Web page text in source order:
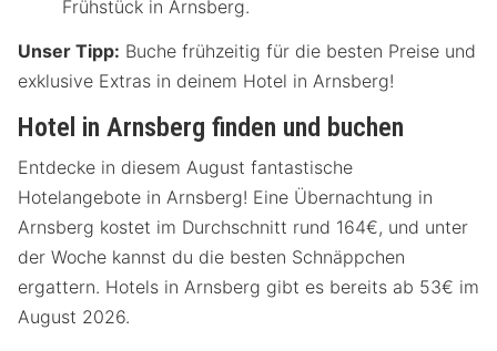
Frühstück in Arnsberg.
Unser Tipp: Buche frühzeitig für die besten Preise und
exklusive Extras in deinem Hotel in Arnsberg!
Hotel in Arnsberg finden und buchen
Entdecke in diesem August fantastische
Hotelangebote in Arnsberg! Eine Übernachtung in
Arnsberg kostet im Durchschnitt rund 164€, und unter
der Woche kannst du die besten Schnäppchen
ergattern. Hotels in Arnsberg gibt es bereits ab 53€ im
August 2026.